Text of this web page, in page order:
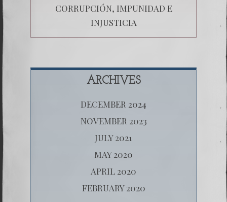
CORRUPCIÓN, IMPUNIDAD E
INJUSTICIA
ARCHIVES
DECEMBER 2024
NOVEMBER 2023
JULY 2021
MAY 2020
APRIL 2020
FEBRUARY 2020